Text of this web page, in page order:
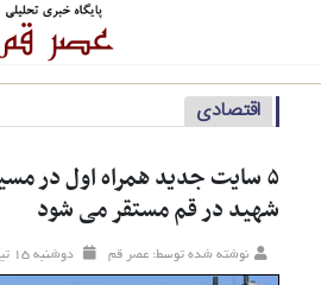
اقتصادی
۵ سایت جدید همراه اول در
شهید در قم مستقر می شود
نوشته شده توسط: عصر قم دوشنبه ۱۵ تير ۱۴۰۵